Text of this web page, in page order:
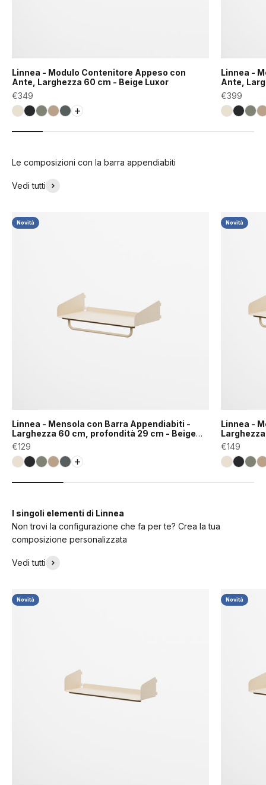
Linnea - Modulo Contenitore Appeso con
Ante, Larghezza 60 cm - Beige Luxor
Prezzo scontato
€349
Bianco Conchiglia (RAL9001)
Nero Grafite (RAL9011)
Verde Fossile (RAL7033)
Beige Luxor (COD01165)
Grigio Basalto (RAL7012)
Linnea -
Ante,
Prezzo
€399
Bianco
Nero
Le composizioni con la barra appendiabiti
Vedi tutti
Novità
Linnea - Mensola con Barra Appendiabiti -
Larghezza 60 cm, profondità 29 cm - Beige
Luxor
Prezzo scontato
€129
Bianco Conchiglia (RAL9001)
Nero Grafite (RAL9011)
Verde Fossile (RAL7033)
Beige Luxor (COD01165)
Grigio Basalto (RAL7012)
Novità
Linnea -
Luxor
Prezzo
€149
Bianco
Nero
I singoli elementi di Linnea
Non trovi la configurazione che fa per te? Crea la tua
composizione personalizzata
Vedi tutti
Novità Novità